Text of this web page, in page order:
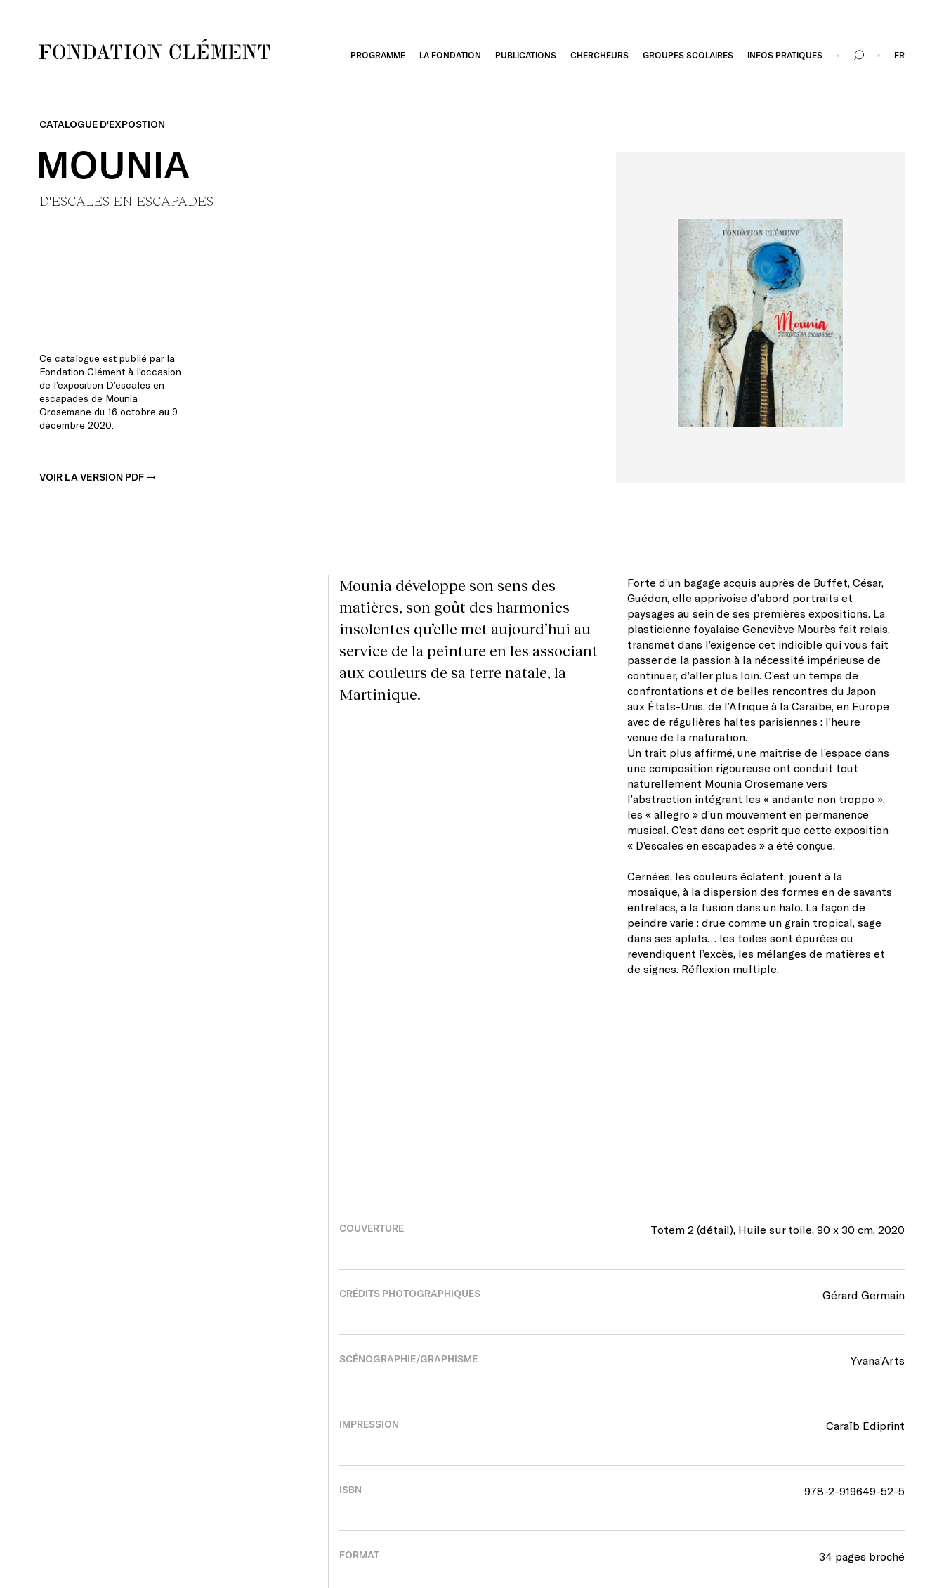
PROGRAMME LA FONDATION PUBLICATIONS CHERCHEURS GROUPES SCOLAIRES INFOS PRATIQUES Recherche
FR
CATALOGUE D'EXPOSTION
MOUNIA
D'ESCALES EN ESCAPADES
Ce catalogue est publié par la
Fondation Clément à l’occasion
de l’exposition D’escales en
escapades de Mounia
Orosemane du 16 octobre au 9
décembre 2020.
VOIR LA VERSION PDF
Mounia développe son sens des
matières, son goût des harmonies
insolentes qu’elle met aujourd’hui au
service de la peinture en les associant
aux couleurs de sa terre natale, la
Martinique.
Forte d’un bagage acquis auprès de Buffet, César,
Guédon, elle apprivoise d’abord portraits et
paysages au sein de ses premières expositions. La
plasticienne foyalaise Geneviève Mourès fait relais,
transmet dans l’exigence cet indicible qui vous fait
passer de la passion à la nécessité impérieuse de
continuer, d’aller plus loin. C’est un temps de
confrontations et de belles rencontres du Japon
aux États-Unis, de l’Afrique à la Caraïbe, en Europe
avec de régulières haltes parisiennes : l’heure
venue de la maturation.
Un trait plus affirmé, une maitrise de l’espace dans
une composition rigoureuse ont conduit tout
naturellement Mounia Orosemane vers
l’abstraction intégrant les « andante non troppo »,
les « allegro » d’un mouvement en permanence
musical. C’est dans cet esprit que cette exposition
« D’escales en escapades » a été conçue.
Cernées, les couleurs éclatent, jouent à la
mosaïque, à la dispersion des formes en de savants
entrelacs, à la fusion dans un halo. La façon de
peindre varie : drue comme un grain tropical, sage
dans ses aplats… les toiles sont épurées ou
revendiquent l’excès, les mélanges de matières et
de signes. Réflexion multiple.
COUVERTURE Totem 2 (détail), Huile sur toile, 90 x 30 cm, 2020
CRÉDITS PHOTOGRAPHIQUES Gérard Germain
SCÉNOGRAPHIE/GRAPHISME Yvana’Arts
IMPRESSION Caraïb Édiprint
ISBN 978-2-919649-52-5
FORMAT 34 pages broché